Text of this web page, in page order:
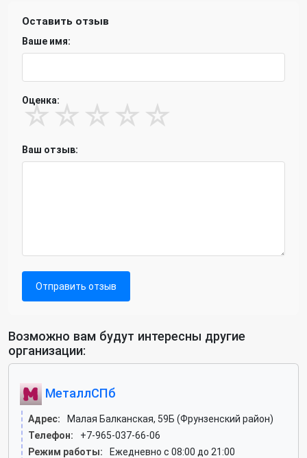
Оставить отзыв
Ваше имя:
Оценка:
☆ ☆ ☆ ☆ ☆
Ваш отзыв:
Отправить отзыв
Возможно вам будут интересны другие
организации:
МеталлСПб
Адрес:
Малая Балканская, 59Б (Фрунзенский район)
Телефон:
+7-965-037-66-06
Режим работы:
Ежедневно с 08:00 до 21:00